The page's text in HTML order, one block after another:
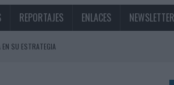
REPORTAJES ENLACES NEWSLETTER
EN SU ESTRATEGIA